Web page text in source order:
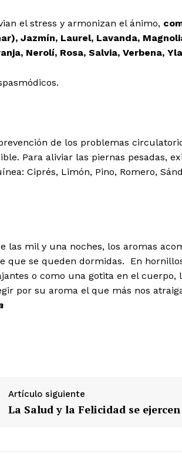
el stress y armonizan el ánimo,
Jazmín, Laurel, Lavanda,
Nerolí, Rosa, Salvia, Verbena,
de los problemas
Para aliviar las piernas pesadas,
Ciprés, Limón, Pino, Romero,
las mil y una noches, los aromas
que se queden dormidas. En
o como una gotita en el cuerpo,
por su aroma el que más nos
Artículo siguiente
La Salud y la Felicidad se ejercen